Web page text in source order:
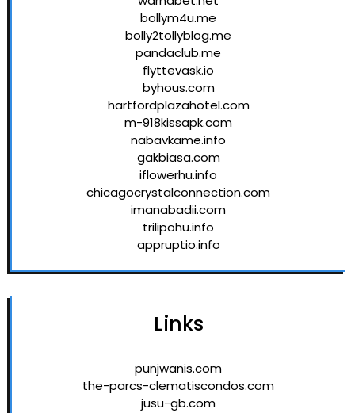
bollym4u.me
bolly2tollyblog.me
pandaclub.me
flyttevask.io
byhous.com
hartfordplazahotel.com
m-918kissapk.com
nabavkame.info
gakbiasa.com
iflowerhu.info
chicagocrystalconnection.com
imanabadii.com
trilipohu.info
appruptio.info
Links
punjwanis.com
the-parcs-clematiscondos.com
jusu-gb.com